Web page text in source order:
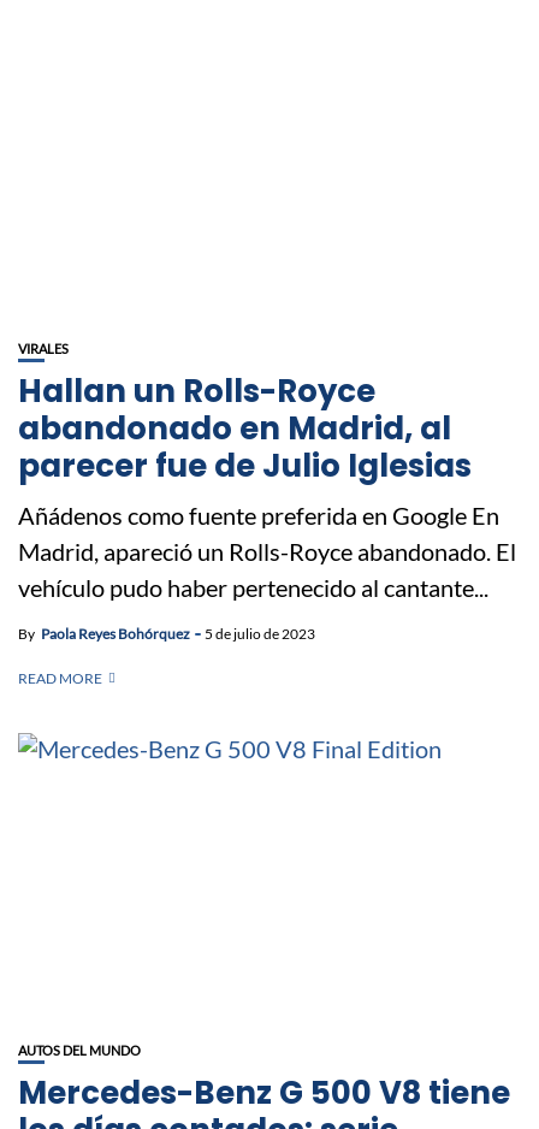
VIRALES
Hallan un Rolls-Royce
abandonado en Madrid, al
parecer fue de Julio Iglesias
Añádenos como fuente preferida en Google En
Madrid, apareció un Rolls-Royce abandonado. El
vehículo pudo haber pertenecido al cantante...
By Paola Reyes Bohórquez 5 de julio de 2023
READ MORE
AUTOS DEL MUNDO
Mercedes-Benz G 500 V8 tiene